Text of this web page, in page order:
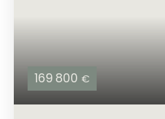
169 800 €